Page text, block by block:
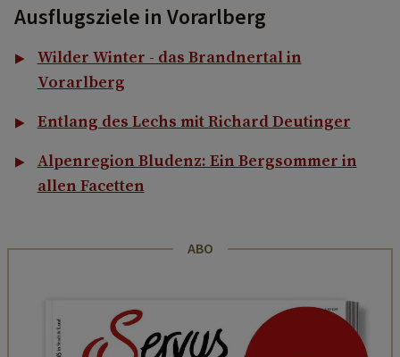
Ausflugsziele in Vorarlberg
Wilder Winter - das Brandnertal in
Vorarlberg
Entlang des Lechs mit Richard Deutinger
Alpenregion Bludenz: Ein Bergsommer in
allen Facetten
ABO